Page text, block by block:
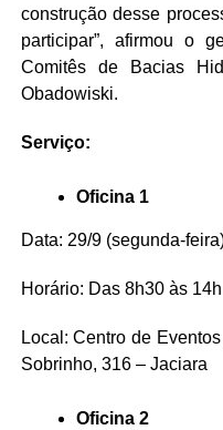
construção desse
participar”, afirmou o
Comitês de Bacias
Obadowiski.
Serviço:
Oficina 1
Data: 29/9 (segunda-
Horário: Das 8h30 às 14h
Local: Centro de
Sobrinho, 316 – Jaciara
Oficina 2